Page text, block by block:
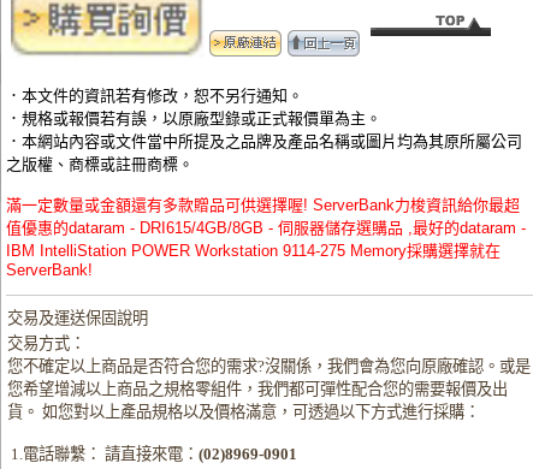
．本文件的資訊若有修改，恕不另行通知。
．規格或報價若有誤，以原廠型錄或正式報價單為主。
．本網站內容或文件當中所提及之品牌及產品名稱或圖片均為其原所屬公司
之版權、商標或註冊商標。
滿一定數量或金額還有多款贈品可供選擇喔! ServerBank力梭資訊給你最超
值優惠的dataram - DRI615/4GB/8GB - 伺服器儲存選購品 ,最好的dataram -
IBM IntelliStation POWER Workstation 9114-275 Memory採購選擇就在
ServerBank!
交易及運送保固說明
交易方式：
您不確定以上商品是否符合您的需求?沒關係，我們會為您向原廠確認。或是
您希望增減以上商品之規格零組件，我們都可彈性配合您的需要報價及出
貨。 如您對以上產品規格以及價格滿意，可透過以下方式進行採購：
1.電話聯繫： 請直接來電：(02)8969-0901